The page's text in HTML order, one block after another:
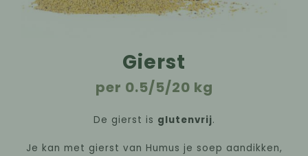
Gierst
De gierst is glutenvrij.
Je kan met gierst van Humus je soep aandikken,
per 0.5/5/20 kg